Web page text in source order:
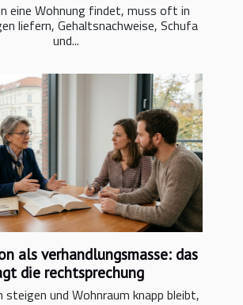
eine Wohnung findet, muss oft in
liefern, Gehaltsnachweise, Schufa
und...
als verhandlungsmasse: das
die rechtsprechung
steigen und Wohnraum knapp bleibt,